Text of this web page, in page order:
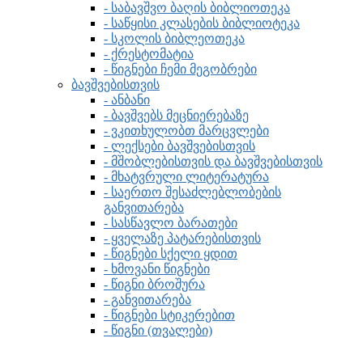
- საბავშვო ბაღის ბიბლიოთეკა
- საწყისი კლასების ბიბლიოტეკა
- სკოლის ბიბლეოთეკა
- ქრესტომატია
- წიგნები ჩემი მეგობრები
ბავშვებისთვის
- ანბანი
- ბავშვებს მეცნიერებაზე
- ვკითხულობთ მარცვლები
- ლექსები ბავშვებისთვის
- მშობლებისთვის და ბავშვებისთვის
- მხატვრული ლიტერატურა
- საერთო შესაძლებლობების
განვითარება
- სასწავლო ბარათები
- ყველაზე პატარებისთვის
- წიგნები სქელი ყდით
- ხმოვანი წიგნები
- წიგნი ბროშურა
- განვითარება
- წიგნები სტიკერებით
- წიგნი (თვალები)